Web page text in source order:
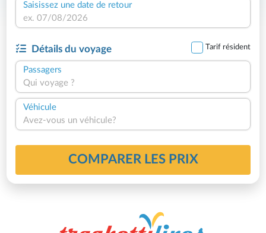
Saisissez une date de retour
Détails du voyage Tarif résident
Passagers
Qui voyage ?
Véhicule
Avez-vous un véhicule?
COMPARER LES PRIX